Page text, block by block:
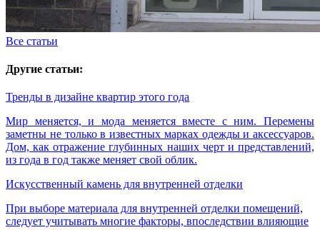
Все статьи
Другие статьи:
Тренды в дизайне квартир этого года
Мир меняется, и мода меняется вместе с ним. Перемены
заметны не только в известных марках одежды и аксессуаров.
Дом, как отражение глубинных наших черт и представлений,
из года в год также меняет свой облик.
Искусственный камень для внутренней отделки
При выборе материала для внутренней отделки помещений,
следует учитывать многие факторы, впоследствии влияющие